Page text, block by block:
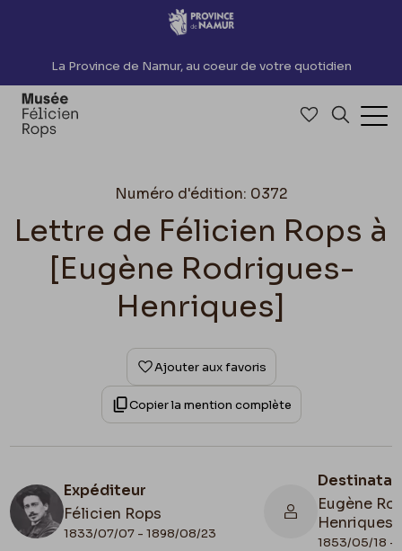
Accèder directement au contenu
La Province de Namur, au coeur de votre quotidien
Accéder à
Numéro d'édition: 0372
Lettre de Félicien Rops à
[Eugène Rodrigues-
Henriques]
Ajouter aux favoris
Copier la mention complète
Expéditeur
Félicien Rops
1833/07/07 - 1898/08/23
Eugène
Henriques
1853/05/18 -